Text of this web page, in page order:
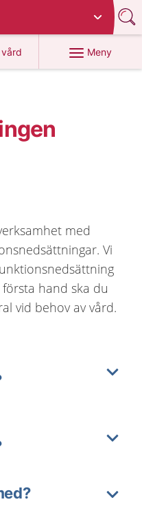
Meny
med
Vi
hand ska du
vid behov av vård.